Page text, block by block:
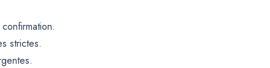
strictes.